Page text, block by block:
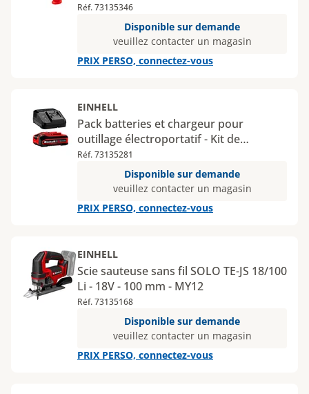
Réf. 73135346
Disponible sur demande
veuillez contacter un magasin
PRIX PERSO, connectez-vous
EINHELL
Pack batteries et chargeur pour
outillage électroportatif - Kit de
démarrage 4Ah PLUS PXC - 1 batterie
18V 4Ah et un chargeur rapide
Réf. 73135281
Disponible sur demande
veuillez contacter un magasin
PRIX PERSO, connectez-vous
EINHELL
Scie sauteuse sans fil SOLO TE-JS 18/100
Li - 18V - 100 mm - MY12
Réf. 73135168
Disponible sur demande
veuillez contacter un magasin
PRIX PERSO, connectez-vous